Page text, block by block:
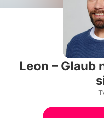
Alle
App
Leon – Glaub